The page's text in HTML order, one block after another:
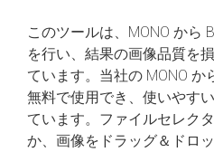
このツールは、MONO から
を行い、結果の画像品質を
ています。当社の MONO か
無料で使用でき、使いやす
ています。ファイルセレク
か、画像をドラッグ＆ドロ